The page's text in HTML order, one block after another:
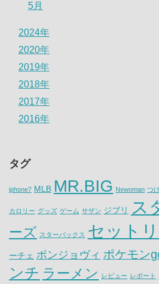
5月
2024年
2020年
2019年
2018年
2017年
2016年
タグ
iphone7 MLB MR.BIG Newoman つ
カロリー グッズ ゲーム サザン ジブリ ス
ーズ スターバックス セット
ーチェ ボンジョヴィ ポケモン
ンチ ラーメン レビュー レポート